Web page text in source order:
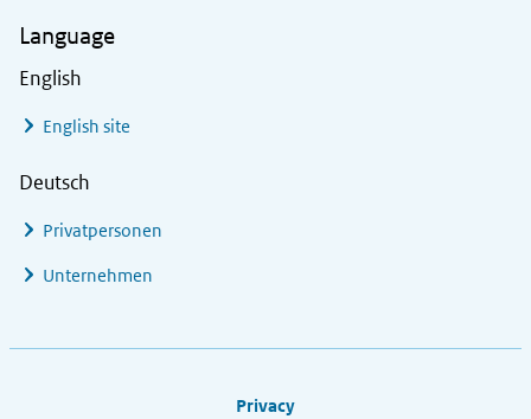
Language
English
English site
Deutsch
Privatpersonen
Unternehmen
Privacy